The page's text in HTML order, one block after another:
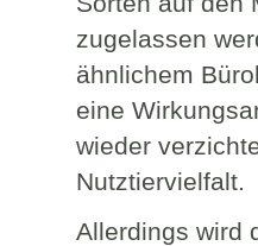
zugelassen
ähnlichem
eine
wieder
Nutztiervielfalt.
Allerdings wird